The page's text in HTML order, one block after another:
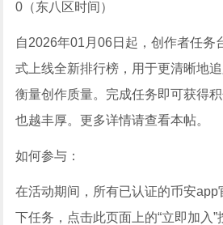
0（东八区时间）
自2026年01月06日起，创作者任务
式上线全新排行榜，用于更清晰地
衡量创作质量。完成任务即可获得
也越丰厚。更多详情请查看本帖。
如何参与：
在活动期间，所有已认证的币安app
下任务，点击此页面上的“立即加入